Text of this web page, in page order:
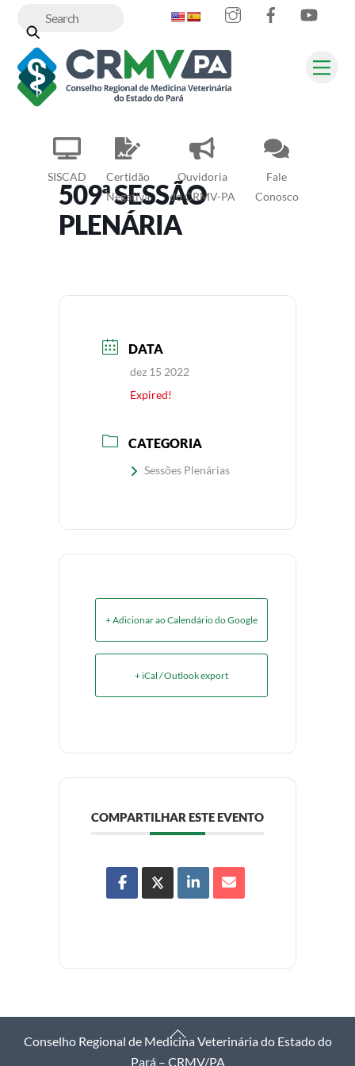
content
SISCAD
Certidão
Negativa
Ouvidoria
do CRMV-PA
Fale
Conosco
InstagramFacebook
509ª SESSÃO
PLENÁRIA
DATA
dez 15 2022
Expired!
CATEGORIA
Sessões Plenárias
+ Adicionar ao Calendário do Google
+ iCal / Outlook export
COMPARTILHAR ESTE EVENTO
Back
To
Conselho Regional de Medicina Veterinária do Estado do
Pará – CRMV/PA